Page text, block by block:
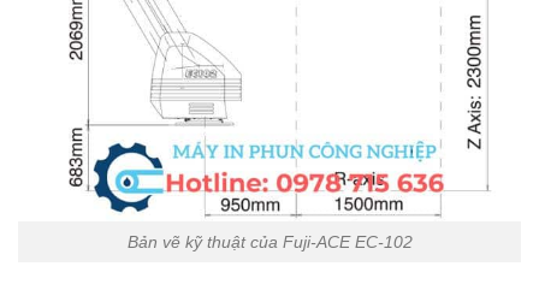
Bản vẽ kỹ thuật của Fuji-ACE EC-102